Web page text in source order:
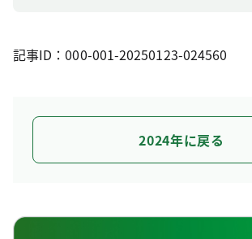
記事ID：000-001-20250123-024560
2024年に戻る